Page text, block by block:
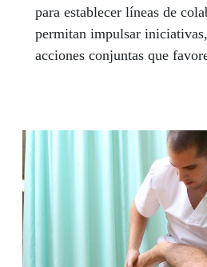
para establecer líneas de
permitan impulsar
acciones conjuntas que